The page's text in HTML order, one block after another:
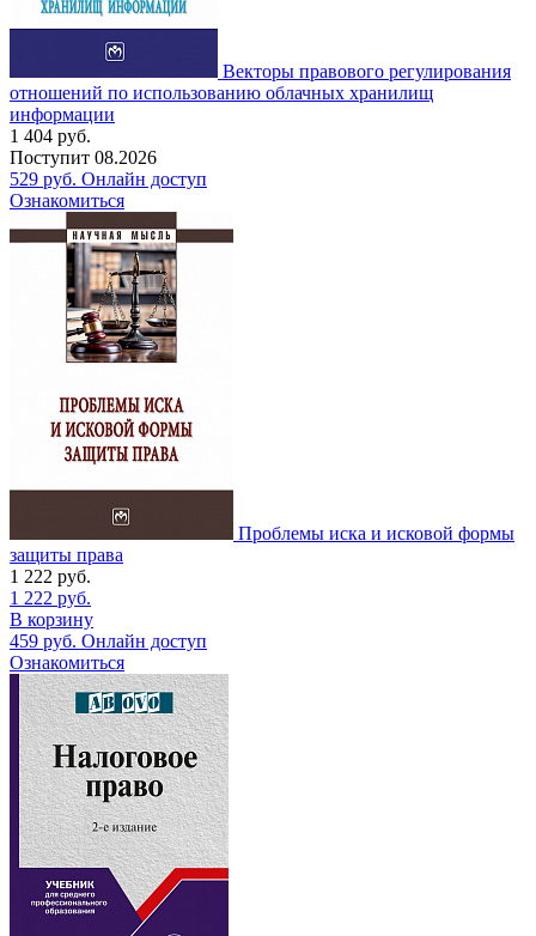
Векторы правового регулирования
отношений по использованию облачных хранилищ
информации
1 404 руб.
Поступит 08.2026
529 руб. Онлайн доступ
Ознакомиться
Проблемы иска и исковой формы
защиты права
1 222 руб.
1 222 руб.
В корзину
459 руб. Онлайн доступ
Ознакомиться